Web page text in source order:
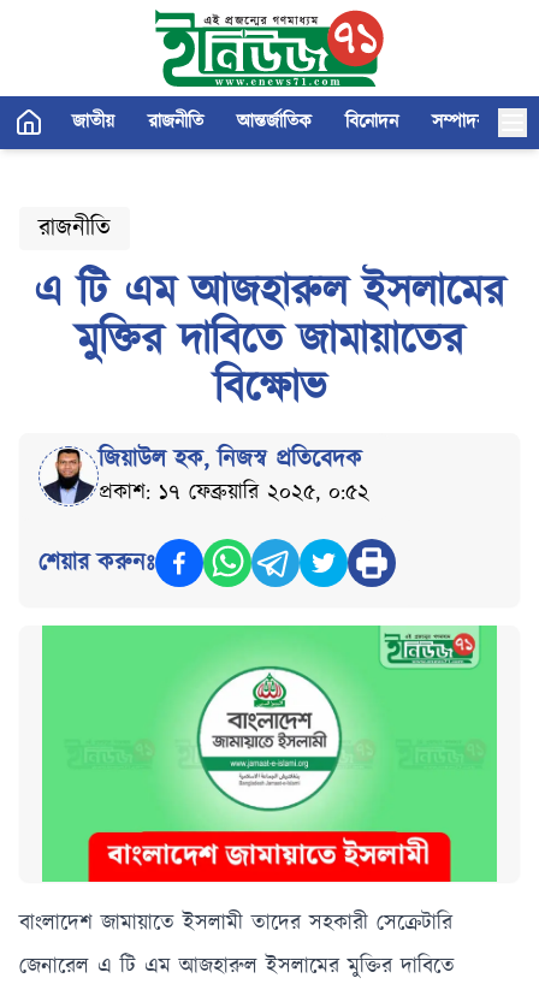
জাতীয় রাজনীতি আন্তর্জাতিক বিনোদন সম্পাদকীয়
রাজনীতি
এ টি এম আজহারুল ইসলামের
মুক্তির দাবিতে জামায়াতের
বিক্ষোভ
জিয়াউল হক,নিজস্ব প্রতিবেদক
প্রকাশ: ১৭ ফেব্রুয়ারি ২০২৫, ০:৫২
শেয়ার করুনঃ
বাংলাদেশ জামায়াতে ইসলামী তাদের সহকারী সেক্রেটারি
জেনারেল এ টি এম আজহারুল ইসলামের মুক্তির দাবিতে